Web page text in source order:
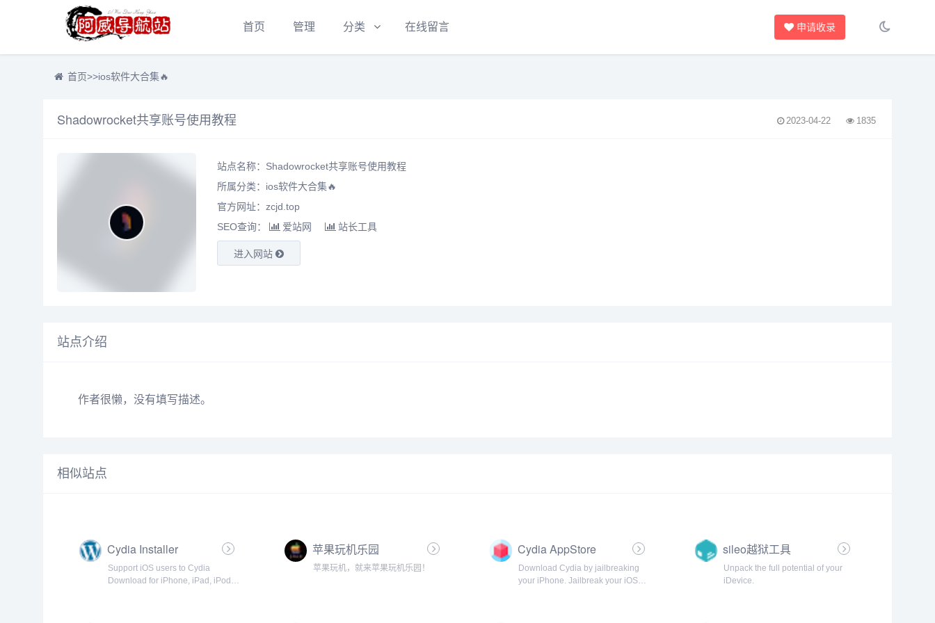
首页 管理 分类 在线留言 申请收录
首页>>ios软件大合集🔥
Shadowrocket共享账号使用教程 2023-04-22 1835
站点名称：Shadowrocket共享账号使用教程
所属分类： ios软件大合集🔥
官方网址：zcjd.top
SEO查询：
爱站网 站长工具
进入网站
站点介绍
作者很懒，没有填写描述。
相似站点
Cydia Installer
Support iOS users to Cydia
Download for iPhone, iPad, iPod.
苹果玩机乐园
苹果玩机，就来苹果玩机乐园！
Cydia AppStore
Download Cydia by jailbreaking
your iPhone. Jailbreak your iOS
sileo越狱工具
Unpack the full potential of your
iDevice.